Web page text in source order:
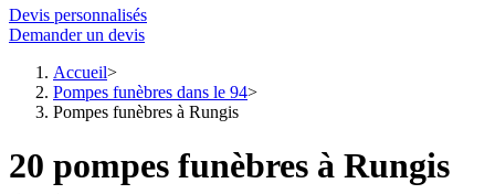
Devis personnalisés
Demander un devis
Accueil
Pompes funèbres dans le 94
Pompes funèbres à Rungis
20 pompes funèbres à Rungis